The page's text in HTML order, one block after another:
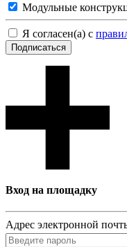
Модульные
Я согласен(а) с
Подписаться
Вход на площадку
Адрес электронной